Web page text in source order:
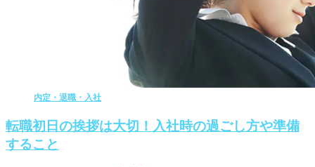
内定・退職・入社
転職初日の挨拶は大切！入社時の過ごし方や準備
すること